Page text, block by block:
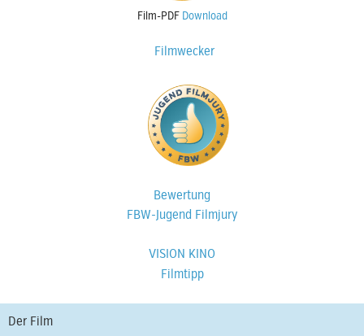
Film-PDF Download
Filmwecker
Bewertung
FBW-Jugend Filmjury
VISION KINO
Filmtipp
Der Film